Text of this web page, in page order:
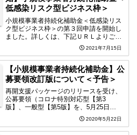
低感染リスク型ビジネス枠＞
小規模事業者持続化補助金＜低感染リス
ク型ビジネス枠＞の第３回申請を開始し
ました。詳しくは、下記ＵＲＬよりご確
2021年7月15日
【小規模事業者持続化補助金】公
募要領改訂版について＜予告＞
再開支援パッケージのリリースを受け、
公募要領（コロナ特別対応型【第3
版】、一般型【第5版】を、5月25日
（月）15：00に公開します。2020年5月22日